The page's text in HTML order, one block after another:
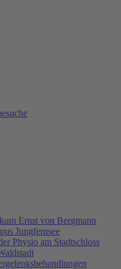
Ernst von Bergmann
Jungfernsee
Physio am Stadtschloss